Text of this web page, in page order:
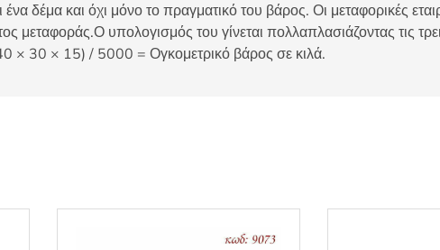
δέμα και όχι μόνο το πραγματικό του βάρος. Οι μεταφορικές
υπολογισμός του γίνεται πολλαπλασιάζοντας τις
× 30 × 15) / 5000 = Ογκομετρικό βάρος σε κιλά.